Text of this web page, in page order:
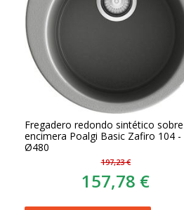
Fregadero redondo sintético sobre
encimera Poalgi Basic Zafiro 104 -
Ø480
197,23 €
157,78 €